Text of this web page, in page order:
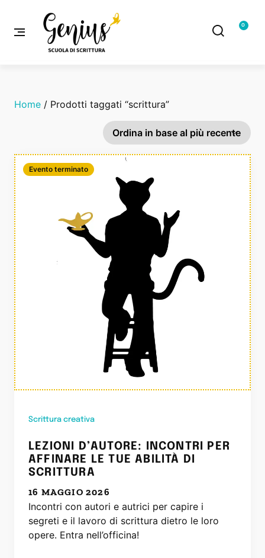
0
Home / Prodotti taggati “scrittura”
Scrittura creativa
LEZIONI D’AUTORE: INCONTRI PER
AFFINARE LE TUE ABILITÀ DI
SCRITTURA
16 MAGGIO 2026
Incontri con autori e autrici per capire i
segreti e il lavoro di scrittura dietro le loro
opere. Entra nell’officina!
Evento terminato